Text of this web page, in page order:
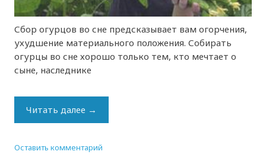
Сбор огурцов во сне предсказывает вам огорчения,
ухудшение материального положения. Собирать
огурцы во сне хорошо только тем, кто мечтает о
сыне, наследнике
Читать далее →
Оставить комментарий